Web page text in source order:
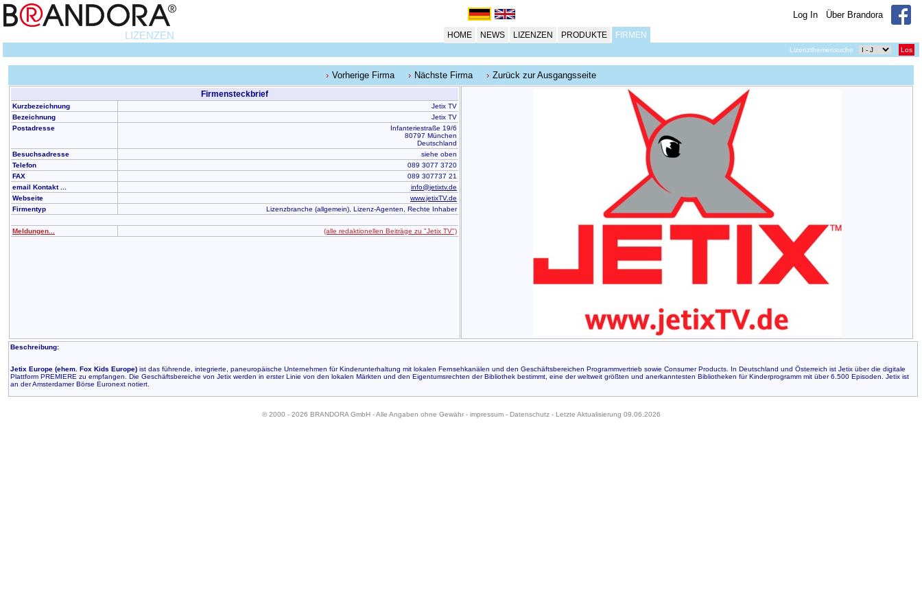
Log In Über Brandora
LIZENZEN HOME NEWS LIZENZEN PRODUKTE FIRMEN
Lizenzthemensuche Los
Vorherige Firma Nächste Firma Zurück zur Ausgangsseite
Firmensteckbrief
Kurzbezeichnung
Jetix TV
Bezeichnung
Jetix TV
Postadresse
Infanteriestraße 19/6
80797 München
Deutschland
Besuchsadresse
siehe oben
Telefon
089 3077 3720
FAX
089 307737 21
email Kontakt ...
info@jetixtv.de
Webseite
www.jetixTV.de
Firmentyp
Lizenzbranche (allgemein), Lizenz-Agenten, Rechte Inhaber
Meldungen... (alle redaktionellen Beiträge zu "Jetix TV")
Beschreibung:
Jetix Europe (ehem. Fox Kids Europe) ist das führende, integrierte, paneuropäische Unternehmen für Kinderunterhaltung mit lokalen Fernsehkanälen und den Geschäftsbereichen Programmvertrieb sowie Consumer Products. In Deutschland und Österreich ist Jetix über die digitale
Plattform PREMIERE zu empfangen. Die Geschäftsbereiche von Jetix werden in erster Linie von den lokalen Märkten und den Eigentumsrechten der Bibliothek bestimmt, eine der weltweit größten und anerkanntesten Bibliotheken für Kinderprogramm mit über 6.500 Episoden. Jetix ist
an der Amsterdamer Börse Euronext notiert.
© 2000 - 2026 BRANDORA GmbH - Alle Angaben ohne Gewähr - impressum- Datenschutz- Letzte Aktualisierung 09.06.2026